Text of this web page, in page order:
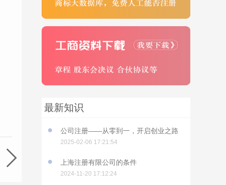
最新知识
公司注册——从零到一，开启创业之路
2025-02-06 17:21:54
上海注册有限公司的条件
2024-11-20 17:12:24